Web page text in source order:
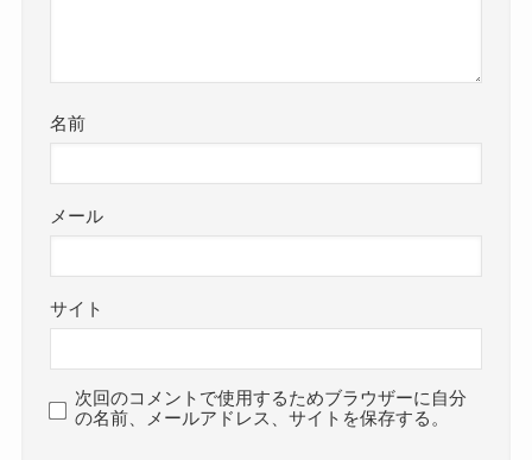
名前
メール
サイト
次回のコメントで使用するためブラウザーに自分
の名前、メールアドレス、サイトを保存する。